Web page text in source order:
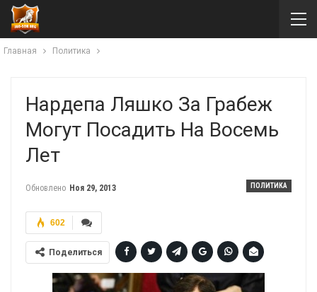
Главная Политика
Нардепа Ляшко За Грабеж
Могут Посадить На Восемь
Лет
ПОЛИТИКА
Обновлено Ноя 29, 2013
602
Поделиться